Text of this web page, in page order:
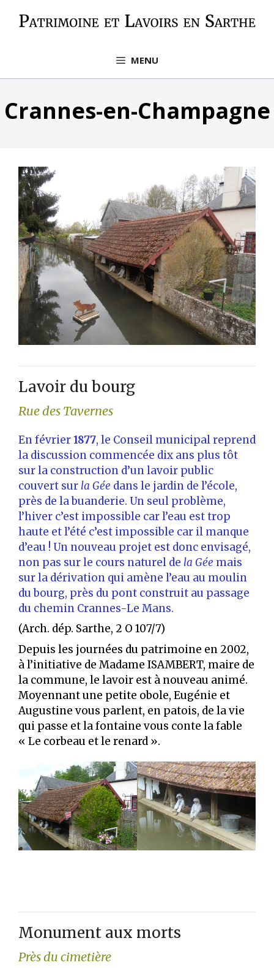
MENU
Crannes-en-Champagne
Lavoir du bourg
Rue des Tavernes
En février1877, le Conseil municipal reprend
la discussion commencée dix ans plus tôt
sur la construction d’un lavoir public
couvert sur la Gée dans le jardin de l’école,
près de la buanderie. Un seul problème,
l’hiver c’est impossible car l’eau est trop
haute et l’été c’est impossible car il manque
d’eau ! Un nouveau projet est donc envisagé,
non pas sur le cours naturel de la Gée mais
sur la dérivation qui amène l’eau au moulin
du bourg, près du pont construit au passage
du chemin Crannes-Le Mans.
(Arch. dép. Sarthe, 2 O 107/7)
Depuis les journées du patrimoine en 2002,
à l’initiative de Madame ISAMBERT, maire de
la commune, le lavoir est à nouveau animé.
Moyennant une petite obole, Eugénie et
Augustine vous parlent, en patois, de la vie
qui passe et la fontaine vous conte la fable
« Le corbeau et le renard ».
Monument aux morts
Près du cimetière